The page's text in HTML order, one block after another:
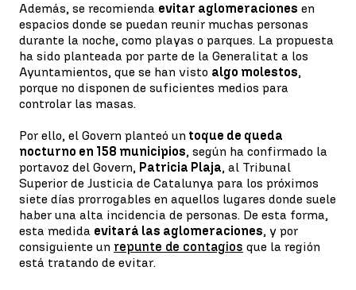
Además, se recomienda evitar aglomeraciones en
espacios donde se puedan reunir muchas personas
durante la noche, como playas o parques. La propuesta
ha sido planteada por parte de la Generalitat a los
Ayuntamientos, que se han visto algo molestos,
porque no disponen de suficientes medios para
controlar las masas.
Por ello, el Govern planteó un toque de queda
nocturno en 158 municipios, según ha confirmado la
portavoz del Govern, Patricia Plaja, al Tribunal
Superior de Justicia de Catalunya para los próximos
siete días prorrogables en aquellos lugares donde suele
haber una alta incidencia de personas. De esta forma,
esta medida evitará las aglomeraciones, y por
consiguiente un repunte de contagios que la región
está tratando de evitar.